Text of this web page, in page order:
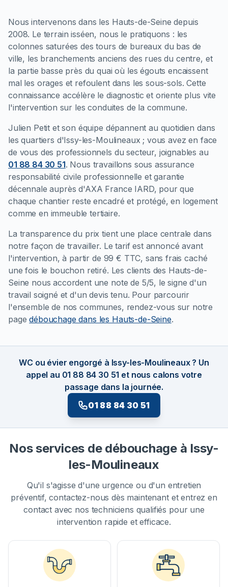
Nous intervenons dans les Hauts-de-Seine depuis
2008. Le terrain isséen, nous le pratiquons : les
colonnes saturées des tours de bureaux du bas de
ville, les branchements anciens des rues du centre, et
la partie basse près du quai où les égouts encaissent
mal les orages et refoulent dans les sous-sols. Cette
connaissance accélère le diagnostic et oriente plus vite
l'intervention sur les conduites de la commune.
Julien Petit et son équipe dépannent au quotidien dans
les quartiers d'Issy-les-Moulineaux ; vous avez en face
de vous des professionnels du secteur, joignables au
01 88 84 30 51. Nous travaillons sous assurance
responsabilité civile professionnelle et garantie
décennale auprès d'AXA France IARD, pour que
chaque chantier reste encadré et protégé, en logement
comme en immeuble tertiaire.
La transparence du prix tient une place centrale dans
notre façon de travailler. Le tarif est annoncé avant
l'intervention, à partir de 99 € TTC, sans frais caché
une fois le bouchon retiré. Les clients des Hauts-de-
Seine nous accordent une note de 5/5, le signe d'un
travail soigné et d'un devis tenu. Pour parcourir
l'ensemble de nos communes, rendez-vous sur notre
pagedébouchage dans les Hauts-de-Seine.
WC ou évier engorgé à Issy-les-Moulineaux ? Un
appel au 01 88 84 30 51 et nous calons votre
passage dans la journée.
01 88 84 30 51
Nos services de débouchage à Issy-
les-Moulineaux
Qu'il s'agisse d'une urgence ou d'un entretien
préventif, contactez-nous dès maintenant et entrez en
contact avec nos techniciens qualifiés pour une
intervention rapide et efficace.